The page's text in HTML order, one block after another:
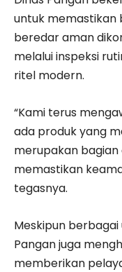
untuk memastikan
beredar aman
melalui inspeksi
ritel modern.
“Kami terus
ada produk yang
merupakan
memastikan
tegasnya.
Meskipun
Pangan juga
memberikan